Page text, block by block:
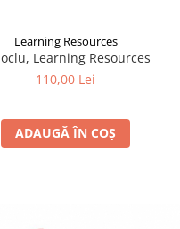
Learning Resources
Learning Resources
110,00 Lei
ADAUGĂ ÎN COȘ